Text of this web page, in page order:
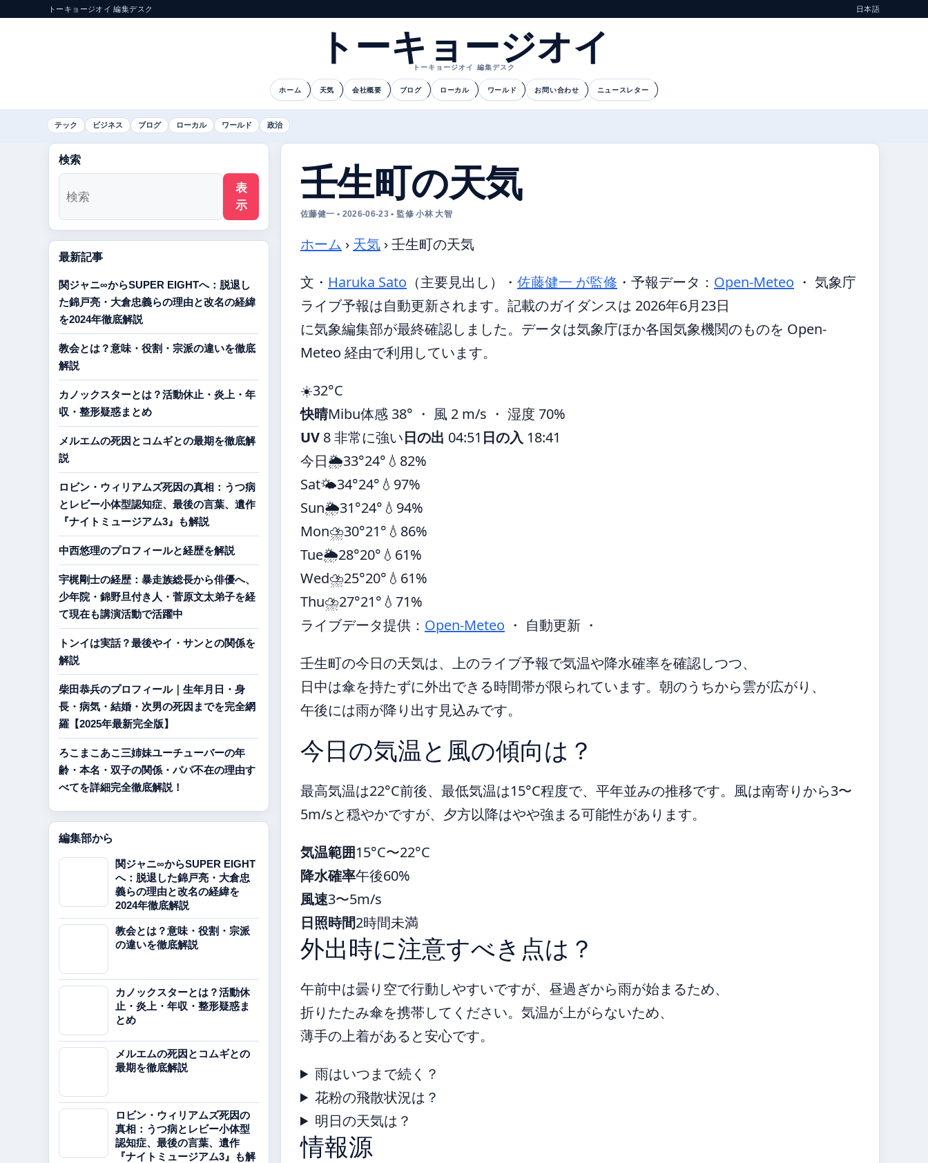
トーキョージオイ 編集デスク 日本語
トーキョージオイ
トーキョージオイ 編集デスク
ホーム 天気 会社概要 ブログ ローカル ワールド お問い合わせ ニュースレター
テック ビジネス ブログ ローカル ワールド 政治
壬生町の天気
佐藤健一 • 2026-06-23 • 監修 小林 大智
ホーム › 天気 ›壬生町の天気
文・ Haruka Sato （主要見出し） ・ 佐藤健一 が監修 ・ 予報データ： Open-Meteo ・ 気象庁
ライブ予報は自動更新されます。記載のガイダンスは 2026年6月23日
に気象編集部が最終確認しました。データは気象庁ほか各国気象機関のものを Open-
Meteo 経由で利用しています。
☀️32°C
快晴Mibu体感 38° ・ 風 2 m/s ・ 湿度 70%
UV 8 非常に強い日の出 04:51 日の入 18:41
今日🌦️33°24° 💧82%
Sat🌤️34°24° 💧97%
Sun🌦️31°24° 💧94%
Mon⛈️30°21° 💧86%
Tue🌦️28°20° 💧61%
Wed⛈️25°20° 💧61%
Thu⛈️27°21° 💧71%
ライブデータ提供： Open-Meteo ・ 自動更新 ・
壬生町の今日の天気は、上のライブ予報で気温や降水確率を確認しつつ、
日中は傘を持たずに外出できる時間帯が限られています。朝のうちから雲が広がり、
午後には雨が降り出す見込みです。
今日の気温と風の傾向は？
最高気温は22°C前後、最低気温は15°C程度で、平年並みの推移です。風は南寄りから3〜
5m/sと穏やかですが、夕方以降はやや強まる可能性があります。
気温範囲15°C〜22°C
降水確率午後60%
風速3〜5m/s
日照時間2時間未満
外出時に注意すべき点は？
午前中は曇り空で行動しやすいですが、昼過ぎから雨が始まるため、
折りたたみ傘を携帯してください。気温が上がらないため、
薄手の上着があると安心です。
雨はいつまで続く？
花粉の飛散状況は？
明日の天気は？
情報源
検索
表
示
最新記事
関ジャニ∞からSUPER EIGHTへ：脱退し
た錦戸亮・大倉忠義らの理由と改名の経緯
を2024年徹底解説
教会とは？意味・役割・宗派の違いを徹底
解説
カノックスターとは？活動休止・炎上・年
収・整形疑惑まとめ
メルエムの死因とコムギとの最期を徹底解
説
ロビン・ウィリアムズ死因の真相：うつ病
とレビー小体型認知症、最後の言葉、遺作
『ナイトミュージアム3』も解説
中西悠理のプロフィールと経歴を解説
宇梶剛士の経歴：暴走族総長から俳優へ、
少年院・錦野旦付き人・菅原文太弟子を経
て現在も講演活動で活躍中
トンイは実話？最後やイ・サンとの関係を
解説
柴田恭兵のプロフィール｜生年月日・身
長・病気・結婚・次男の死因までを完全網
羅【2025年最新完全版】
ろこまこあこ三姉妹ユーチューバーの年
齢・本名・双子の関係・パパ不在の理由す
べてを詳細完全徹底解説！
編集部から
関ジャニ∞からSUPER EIGHT
へ：脱退した錦戸亮・大倉忠
義らの理由と改名の経緯を
2024年徹底解説
教会とは？意味・役割・宗派
の違いを徹底解説
カノックスターとは？活動休
止・炎上・年収・整形疑惑ま
とめ
メルエムの死因とコムギとの
最期を徹底解説
ロビン・ウィリアムズ死因の
真相：うつ病とレビー小体型
認知症、最後の言葉、遺作
『ナイトミュージアム3』も解